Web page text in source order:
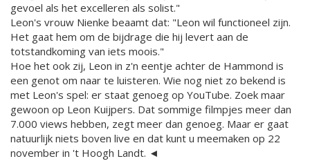
gevoel als het excelleren als solist."
Leon's vrouw Nienke beaamt dat: "Leon wil functioneel zijn.
Het gaat hem om de bijdrage die hij levert aan de
totstandkoming van iets moois."
Hoe het ook zij, Leon in z'n eentje achter de Hammond is
een genot om naar te luisteren. Wie nog niet zo bekend is
met Leon's spel: er staat genoeg op YouTube. Zoek maar
gewoon op Leon Kuijpers. Dat sommige filmpjes meer dan
7.000 views hebben, zegt meer dan genoeg. Maar er gaat
natuurlijk niets boven live en dat kunt u meemaken op 22
november in 't Hoogh Landt. ◄